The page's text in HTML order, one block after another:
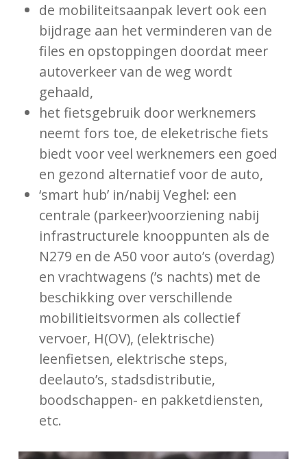
de mobiliteitsaanpak levert ook een
bijdrage aan het verminderen van de
files en opstoppingen doordat meer
autoverkeer van de weg wordt
gehaald,
het fietsgebruik door werknemers
neemt fors toe, de eleketrische fiets
biedt voor veel werknemers een goed
en gezond alternatief voor de auto,
‘smart hub’ in/nabij Veghel: een
centrale (parkeer)voorziening nabij
infrastructurele knooppunten als de
N279 en de A50 voor auto’s (overdag)
en vrachtwagens (’s nachts) met de
beschikking over verschillende
mobilitieitsvormen als collectief
vervoer, H(OV), (elektrische)
leenfietsen, elektrische steps,
deelauto’s, stadsdistributie,
boodschappen- en pakketdiensten,
etc.